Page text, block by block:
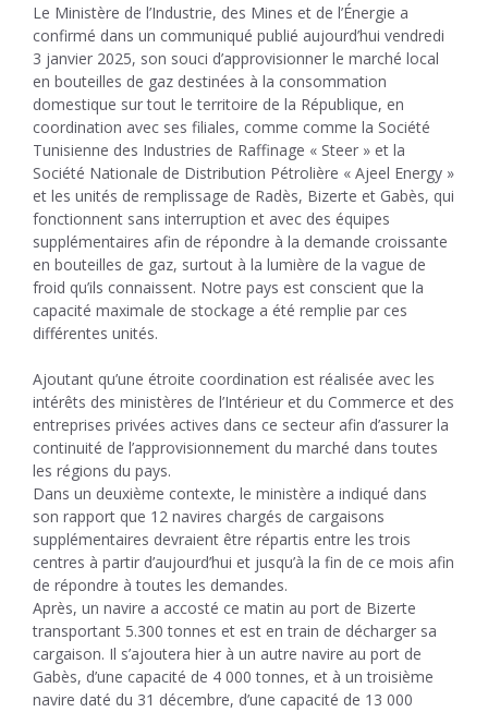
Le Ministère de l’Industrie, des Mines et de l’Énergie a
confirmé dans un communiqué publié aujourd’hui vendredi
3 janvier 2025, son souci d’approvisionner le marché local
en bouteilles de gaz destinées à la consommation
domestique sur tout le territoire de la République, en
coordination avec ses filiales, comme comme la Société
Tunisienne des Industries de Raffinage « Steer » et la
Société Nationale de Distribution Pétrolière « Ajeel Energy »
et les unités de remplissage de Radès, Bizerte et Gabès, qui
fonctionnent sans interruption et avec des équipes
supplémentaires afin de répondre à la demande croissante
en bouteilles de gaz, surtout à la lumière de la vague de
froid qu’ils connaissent. Notre pays est conscient que la
capacité maximale de stockage a été remplie par ces
différentes unités.
Ajoutant qu’une étroite coordination est réalisée avec les
intérêts des ministères de l’Intérieur et du Commerce et des
entreprises privées actives dans ce secteur afin d’assurer la
continuité de l’approvisionnement du marché dans toutes
les régions du pays.
Dans un deuxième contexte, le ministère a indiqué dans
son rapport que 12 navires chargés de cargaisons
supplémentaires devraient être répartis entre les trois
centres à partir d’aujourd’hui et jusqu’à la fin de ce mois afin
de répondre à toutes les demandes.
Après, un navire a accosté ce matin au port de Bizerte
transportant 5.300 tonnes et est en train de décharger sa
cargaison. Il s’ajoutera hier à un autre navire au port de
Gabès, d’une capacité de 4 000 tonnes, et à un troisième
navire daté du 31 décembre, d’une capacité de 13 000